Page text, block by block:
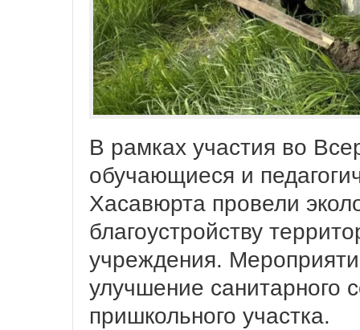
В рамках участия во
обучающиеся и
Хасавюрта провели
благоустройству
учреждения.
улучшение санитарного
пришкольного участка.